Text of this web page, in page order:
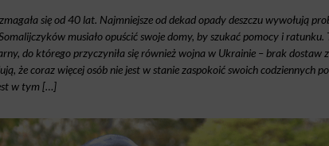
się od 40 lat. Najmniejsze od dekad opady deszczu wywołują
musiało opuścić swoje domy, by szukać pomocy i
do którego przyczyniła się również wojna w Ukrainie – brak dostaw
że coraz więcej osób nie jest w stanie zaspokoić swoich codziennych
w tym […]